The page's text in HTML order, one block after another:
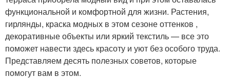
функциональной и комфортной для жизни. Растения,
гирлянды, краска модных в этом сезоне оттенков ,
декоративные объекты или яркий текстиль — все это
поможет навести здесь красоту и уют без особого труда.
Представляем десять полезных советов, которые
помогут вам в этом.